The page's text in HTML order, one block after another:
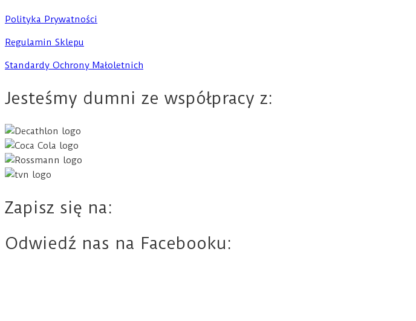
Polityka Prywatności
Regulamin Sklepu
Standardy Ochrony Małoletnich
Jesteśmy dumni ze współpracy z:
Zapisz się na:
Odwiedź nas na Facebooku: